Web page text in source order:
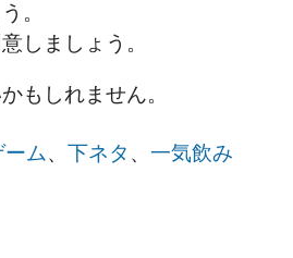
。
しましょう。
もしれません。
ーム、 下ネタ 、 一気飲み